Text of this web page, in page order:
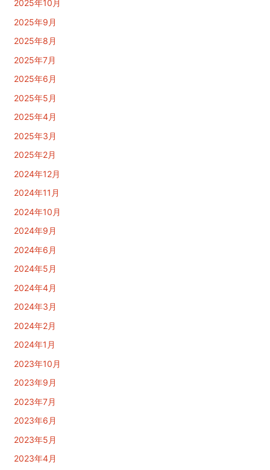
2025年10月
2025年9月
2025年8月
2025年7月
2025年6月
2025年5月
2025年4月
2025年3月
2025年2月
2024年12月
2024年11月
2024年10月
2024年9月
2024年6月
2024年5月
2024年4月
2024年3月
2024年2月
2024年1月
2023年10月
2023年9月
2023年7月
2023年6月
2023年5月
2023年4月